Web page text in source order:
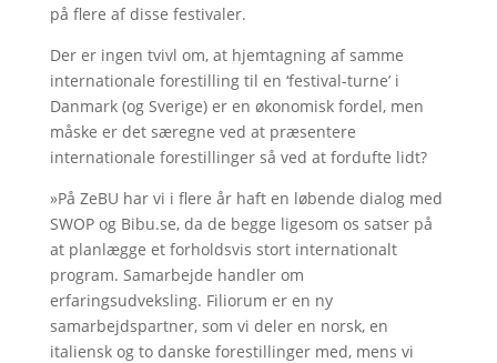
på flere af disse festivaler.
Der er ingen tvivl om, at hjemtagning af samme
internationale forestilling til en ‘festival-turne’ i
Danmark (og Sverige) er en økonomisk fordel, men
måske er det særegne ved at præsentere
internationale forestillinger så ved at fordufte lidt?
»På ZeBU har vi i flere år haft en løbende dialog med
SWOP og Bibu.se, da de begge ligesom os satser på
at planlægge et forholdsvis stort internationalt
program. Samarbejde handler om
erfaringsudveksling. Filiorum er en ny
samarbejdspartner, som vi deler en norsk, en
italiensk og to danske forestillinger med, mens vi